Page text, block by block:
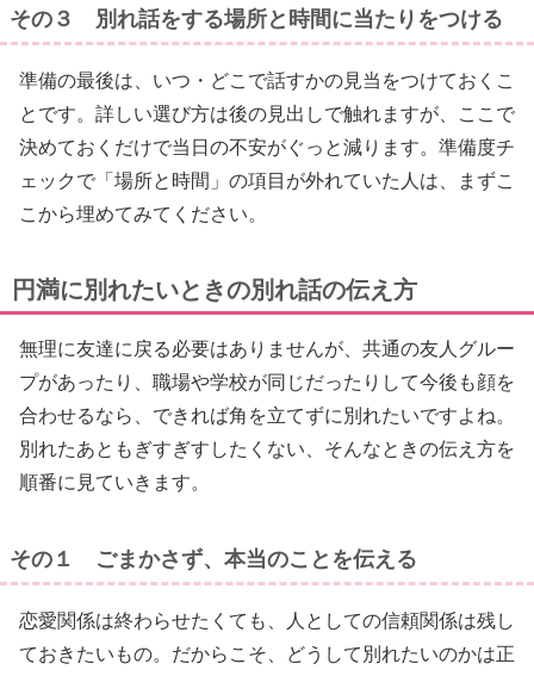
その３ 別れ話をする場所と時間に当たりをつける
準備の最後は、いつ・どこで話すかの見当をつけておくこ
とです。詳しい選び方は後の見出しで触れますが、ここで
決めておくだけで当日の不安がぐっと減ります。準備度チ
ェックで「場所と時間」の項目が外れていた人は、まずこ
こから埋めてみてください。
円満に別れたいときの別れ話の伝え方
無理に友達に戻る必要はありませんが、共通の友人グルー
プがあったり、職場や学校が同じだったりして今後も顔を
合わせるなら、できれば角を立てずに別れたいですよね。
別れたあともぎすぎすしたくない、そんなときの伝え方を
順番に見ていきます。
その１ ごまかさず、本当のことを伝える
恋愛関係は終わらせたくても、人としての信頼関係は残し
ておきたいもの。だからこそ、どうして別れたいのかは正